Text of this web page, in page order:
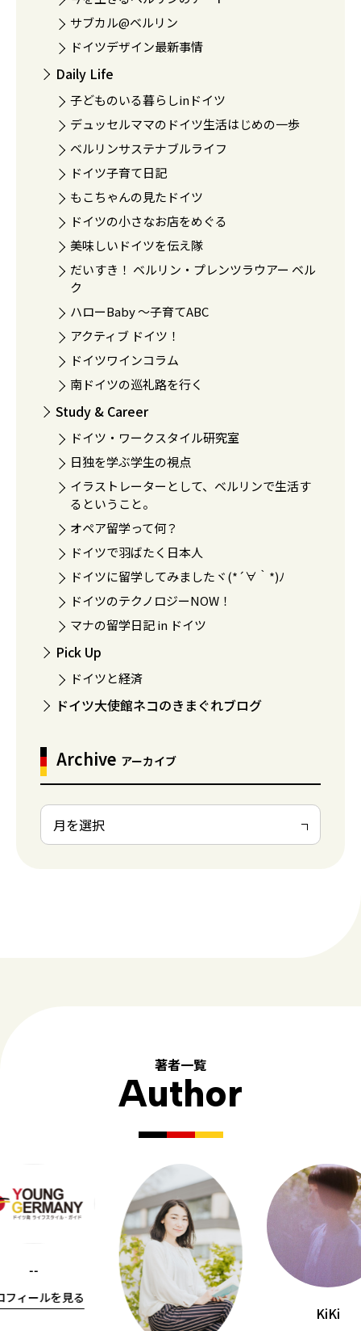
サブカル@ベルリン
ドイツデザイン最新事情
Daily Life
子どものいる暮らしinドイツ
デュッセルママのドイツ生活はじめの一歩
ベルリンサステナブルライフ
ドイツ子育て日記
もこちゃんの見たドイツ
ドイツの小さなお店をめぐる
美味しいドイツを伝え隊
だいすき！ ベルリン・プレンツラウアー ベル
ク
ハローBaby 〜子育てABC
アクティブ ドイツ！
ドイツワインコラム
南ドイツの巡礼路を行く
Study & Career
ドイツ・ワークスタイル研究室
日独を学ぶ学生の視点
イラストレーターとして、ベルリンで生活す
るということ。
オペア留学って何？
ドイツで羽ばたく日本人
ドイツに留学してみましたヾ(*´∀｀*)ﾉ
ドイツのテクノロジーNOW！
マナの留学日記 in ドイツ
Pick Up
ドイツと経済
ドイツ大使館ネコのきまぐれブログ
Archive アーカイブ
著者一覧
Author
--
フィールを見る
KiKi